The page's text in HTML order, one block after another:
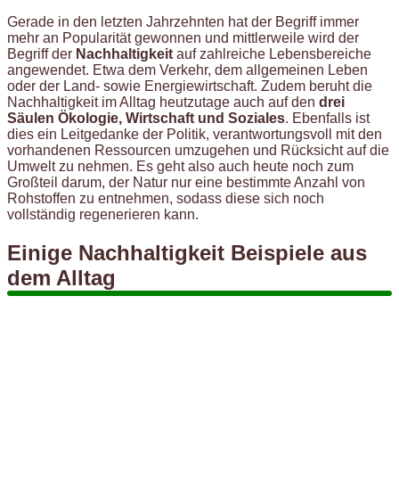
Gerade in den letzten Jahrzehnten hat der Begriff immer
mehr an Popularität gewonnen und mittlerweile wird der
Begriff der Nachhaltigkeit auf zahlreiche Lebensbereiche
angewendet. Etwa dem Verkehr, dem allgemeinen Leben
oder der Land- sowie Energiewirtschaft. Zudem beruht die
Nachhaltigkeit im Alltag heutzutage auch auf den drei
Säulen Ökologie, Wirtschaft und Soziales. Ebenfalls ist
dies ein Leitgedanke der Politik, verantwortungsvoll mit den
vorhandenen Ressourcen umzugehen und Rücksicht auf die
Umwelt zu nehmen. Es geht also auch heute noch zum
Großteil darum, der Natur nur eine bestimmte Anzahl von
Rohstoffen zu entnehmen, sodass diese sich noch
vollständig regenerieren kann.
Einige Nachhaltigkeit Beispiele aus
dem Alltag